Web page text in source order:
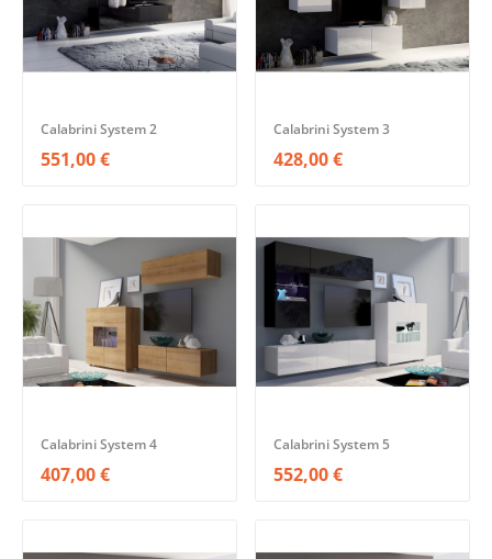
Calabrini System 2
551,00 €
Calabrini System 3
428,00 €
Calabrini System 4
407,00 €
Calabrini System 5
552,00 €